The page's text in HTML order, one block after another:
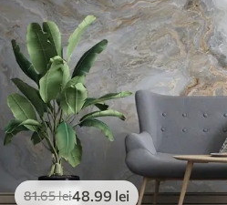
81.65lei48 .99 lei